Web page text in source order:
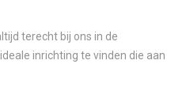
terecht bij ons in de
inrichting te vinden die aan